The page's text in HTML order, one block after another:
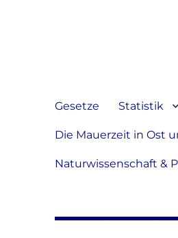
verbreiten
Gesetze Statistik
Die Mauerzeit in Ost
Naturwissenschaft &